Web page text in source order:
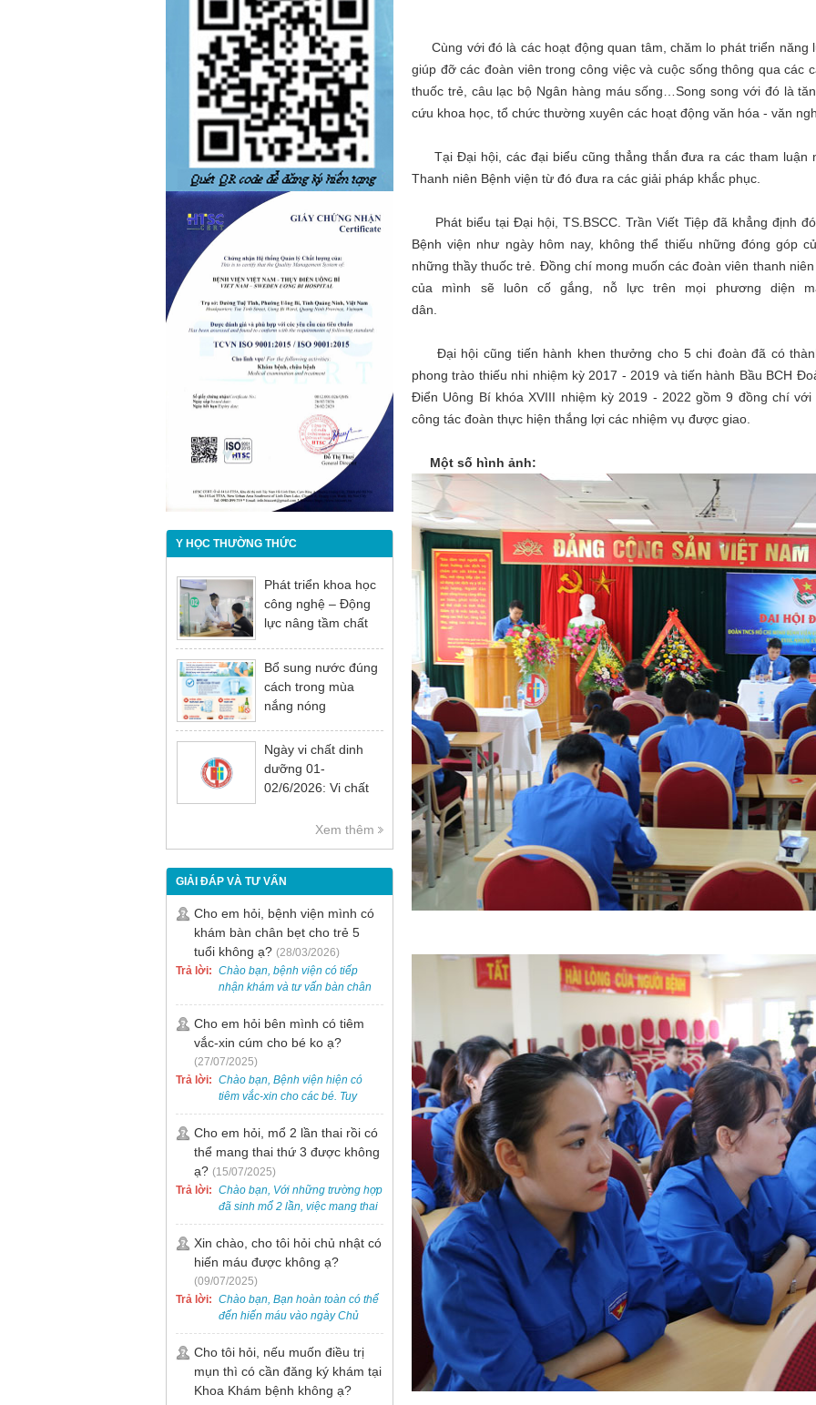
Y HỌC THƯỜNG THỨC
Phát triển khoa học
công nghệ – Động
lực nâng tầm chất
bệnh
Bổ sung nước đúng
cách trong mùa
nắng nóng
Ngày vi chất dinh
dưỡng 01-
02/6/2026: Vi chất
thiết cho sự phát
Xem thêm
GIẢI ĐÁP VÀ TƯ VẤN
Cho em hỏi, bệnh viện mình có
khám bàn chân bẹt cho trẻ 5
tuổi không ạ? (28/03/2026)
Trả lời: Chào bạn, bệnh viện có tiếp
nhận khám và tư vấn bàn chân
bẹt cho trẻ em, bao gồm cả trẻ 5
tuổi. Bạn có thể đưa bé đến
Khoa Khám bệnh của bệnh viện
để được bác sĩ chuyên khoa
thăm khám. Ngoài ra, để thuận
tiện hơn, bạn có thể đặt lịch
khám trước qua số điện thoại:
0988 270 115. Nếu cần hỗ trợ
thêm, vui lòng liên hệ qua Zalo
hoặc Fanpage Bệnh viện Việt
Nam - Thụy Điển Uông Bí.
Cho em hỏi bên mình có tiêm
vắc-xin cúm cho bé ko ạ?
(27/07/2025)
Trả lời: Chào bạn, Bệnh viện hiện có
tiêm vắc-xin cho các bé. Tuy
nhiên, các loại vắc-xin thường về
theo từng đợt, không phải lúc
nào cũng có sẵn.
Cho em hỏi, mổ 2 lần thai rồi có
thể mang thai thứ 3 được không
ạ? (15/07/2025)
Trả lời: Chào bạn, Với những trường hợp
đã sinh mổ 2 lần, việc mang thai
lần 3 vẫn có thể thực hiện được.
Tại Bệnh viện, chúng tôi đã tiếp
nhận và hỗ trợ nhiều thai phụ có
nhu cầu tương tự.
Xin chào, cho tôi hỏi chủ nhật có
hiến máu được không ạ?
(09/07/2025)
Trả lời: Chào bạn, Bạn hoàn toàn có thể
đến hiến máu vào ngày Chủ
Nhật.
Cho tôi hỏi, nếu muốn điều trị
mụn thì có cần đăng ký khám tại
Khoa Khám bệnh không ạ?
Cùng với đó là các hoạt động quan tâm, chăm lo phát triển năng
giúp đỡ các đoàn viên trong công việc và cuộc sống thông qua các
thuốc trẻ, câu lạc bộ Ngân hàng máu sống…Song song với đó là
cứu khoa học, tổ chức thường xuyên các hoạt động văn
Tại Đại hội, các đại biểu cũng thẳng thắn đưa ra các tham luận
Thanh niên Bệnh viện từ đó đưa ra các giải pháp
Phát biểu tại Đại hội, TS.BSCC. Trần Viết Tiệp đã khẳng định
Bệnh viện như ngày hôm nay, không thể thiếu những đóng góp
những thầy thuốc trẻ. Đồng chí mong muốn các đoàn viên thanh
của mình sẽ luôn cố gắng, nỗ lực trên mọi phương diện
dân.
Đại hội cũng tiến hành khen thưởng cho 5 chi đoàn đã có
phong trào thiếu nhi nhiệm kỳ 2017 - 2019 và tiến hành Bầu BCH
Điển Uông Bí khóa XVIII nhiệm kỳ 2019 - 2022 gồm 9 đồng chí
công tác đoàn thực hiện thắng lợi các nhiệm vụ được giao.
Một số hình ảnh: